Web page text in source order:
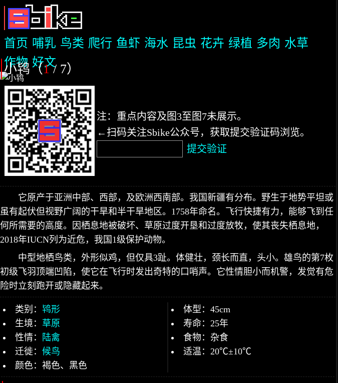
首页 哺乳 鸟类 爬行 鱼虾 海水 昆虫 花卉 绿植 多肉 水草
作物 好文
小鸨（1/ 7）
注：重点内容及图3至图7未展示。
←扫码关注Sbike公众号，获取提交验证码浏览。
提交验证
它原产于亚洲中部、西部，及欧洲西南部。我国新疆有分布。野生于地势平坦或
虽有起伏但视野广阔的干旱和半干旱地区。1758年命名。飞行快捷有力，能够飞到任
何所需要的高度。因栖息地被破坏、草原过度开垦和过度放牧，使其丧失栖息地，
2018年IUCN列为近危，我国1级保护动物。
中型地栖鸟类，外形似鸡，但仅具3趾。体健壮，颈长而直，头小。雄鸟的第7枚
初级飞羽顶端凹陷，使它在飞行时发出奇特的口哨声。它性情胆小而机警，发觉有危
险时立刻跑开或隐藏起来。
类别： 鸨形
生境： 草原
性情：
陆禽
迁徙： 候鸟
颜色：褐色、黑色
体型：45cm
寿命：25年
食物：杂食
适温：20℃±10℃